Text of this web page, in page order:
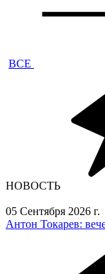
ВСЕ
НОВОСТЬ
05 Сентября 2026 г.
Антон Токарев: